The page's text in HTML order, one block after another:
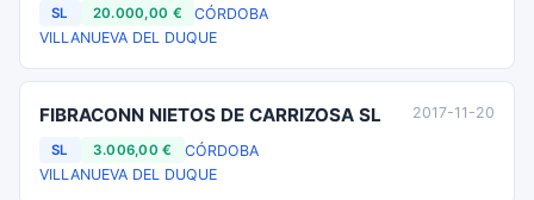
SL 20.000,00 €
CÓRDOBA
VILLANUEVA DEL DUQUE
FIBRACONN NIETOS DE CARRIZOSA SL
SL 3.006,00 €
CÓRDOBA
VILLANUEVA DEL DUQUE
2017-11-20